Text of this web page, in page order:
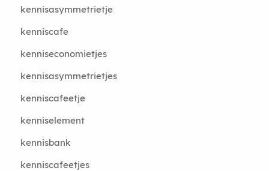
kennisasymmetrietje
kenniscafe
kenniseconomietjes
kennisasymmetrietjes
kenniscafeetje
kenniselement
kennisbank
kenniscafeetjes